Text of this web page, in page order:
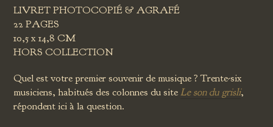
LIVRET PHOTOCOPIÉ & AGRAFÉ
22 PAGES
10,5 x 14,8 CM
HORS COLLECTION
Quel est votre premier souvenir de musique ? Trente-six
musiciens, habitués des colonnes du siteLe son du grisli,
répondent ici à la question.